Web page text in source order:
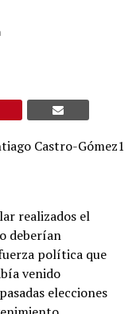
Castro-Gómez1
realizados el
deberían
política que
venido
elecciones